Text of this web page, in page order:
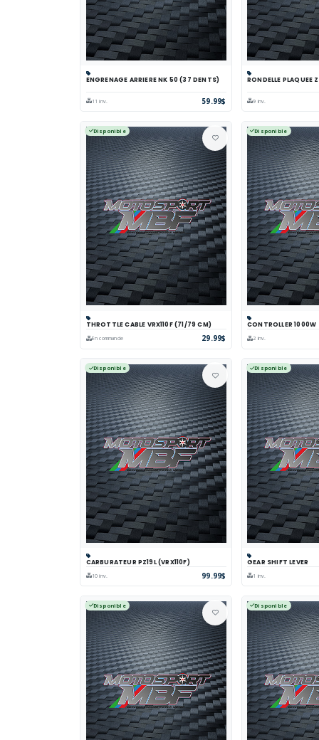
Panier Comparer Voir
ENGRENAGE ARRIERE NK 50 (37 DENTS)
11 inv. 59.99$
Panier
RONDELLE PLAQUEE
9 inv.
Disponible
Panier Comparer Voir
THROTTLE CABLE VRX110F (71/79 CM)
En commande 29.99$
Disponible
Panier
CONTROLLER 1000W
2 inv.
Disponible
Panier Comparer
CARBURATEUR PZ19L (VRX110F)
10 inv. 99.99$
Disponible
Panier
GEAR SHIFT LEVER
1 inv.
Disponible Disponible